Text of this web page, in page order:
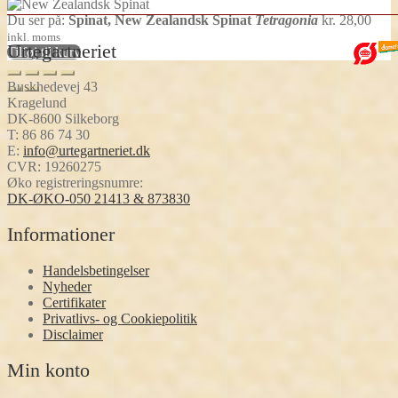
Urtegartneriet
Buskhedevej 43
Kragelund
DK-8600 Silkeborg
T: 86 86 74 30
E: info@urtegartneriet.dk
CVR: 19260275
Øko registreringsnumre:
DK-ØKO-050 21413 & 873830
Informationer
Handelsbetingelser
Nyheder
Certifikater
Privatlivs- og Cookiepolitik
Disclaimer
Min konto
Du ser på:Spinat, New Zealandsk SpinatTetragonia kr.28,00
inkl. moms
Tilføj til kurv